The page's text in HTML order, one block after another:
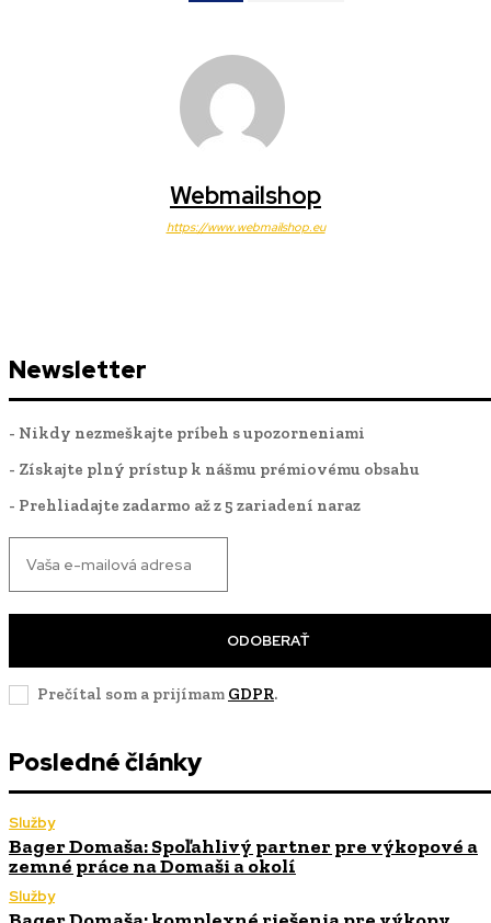
Webmailshop
https://www.webmailshop.eu
Newsletter
- Nikdy nezmeškajte príbeh s upozorneniami
- Získajte plný prístup k nášmu prémiovému obsahu
- Prehliadajte zadarmo až z 5 zariadení naraz
ODOBERAŤ
Prečítal som a prijímam GDPR.
Posledné články
Služby
Bager Domaša: Spoľahlivý partner pre výkopové a
zemné práce na Domaši a okolí
Služby